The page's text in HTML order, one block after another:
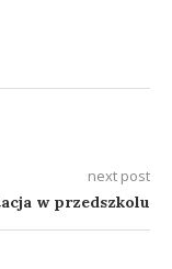
next post
w przedszkolu